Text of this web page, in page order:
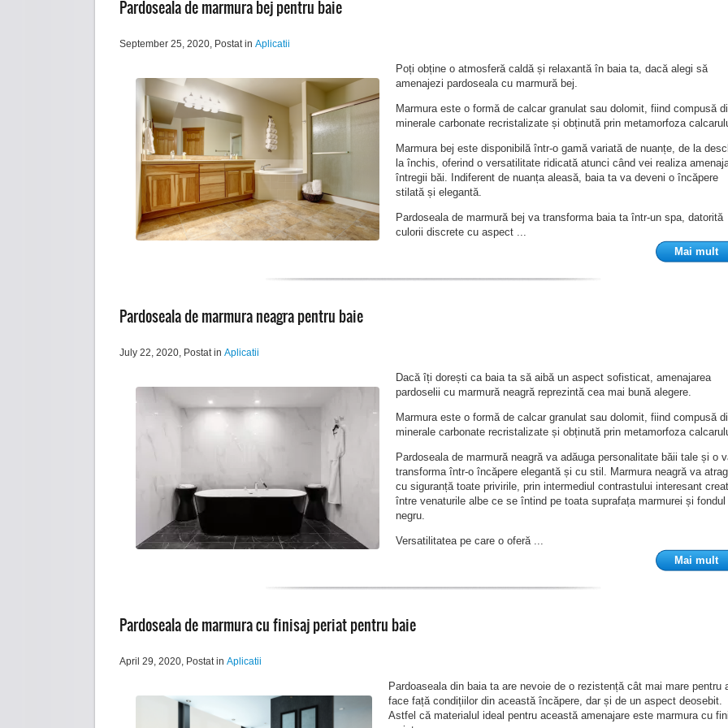
Pardoseala de marmura bej pentru baie
September 25, 2020, Postat in Aplicatii
Poți obține o atmosferă caldă și relaxantă în baia ta, dacă alegi să
amenajezi pardoseala cu marmură bej.
Marmura este o formă de calcar granulat sau dolomit, fiind compusă
minerale carbonate recristalizate și obținută prin metamorfoza
Marmura bej este disponibilă într-o gamă variată de nuanțe, de la
la închis, oferind o versatilitate ridicată atunci când vei realiza
întregii băi. Indiferent de nuanța aleasă, baia ta va deveni o încăpere
stilată și elegantă.
Pardoseala de marmură bej va transforma baia ta într-un spa, datorită
culorii discrete cu aspect ...
Mai mult
Pardoseala de marmura neagra pentru baie
July 22, 2020, Postat in Aplicatii
Dacă îți dorești ca baia ta să aibă un aspect sofisticat, amenajarea
pardoselii cu marmură neagră reprezintă cea mai bună alegere.
Marmura este o formă de calcar granulat sau dolomit, fiind compusă
minerale carbonate recristalizate și obținută prin metamorfoza
Pardoseala de marmură neagră va adăuga personalitate băii tale și o
transforma într-o încăpere elegantă și cu stil. Marmura neagră va
cu siguranță toate privirile, prin intermediul contrastului interesant creat
între venaturile albe ce se întind pe toata suprafața marmurei și fondul
negru.
Versatilitatea pe care o oferă ...
Mai mult
Pardoseala de marmura cu finisaj periat pentru baie
April 29, 2020, Postat in Aplicatii
Pardoaseala din baia ta are nevoie de o rezistență cât mai mare pentru
face față condițiilor din această încăpere, dar și de un aspect deosebit.
Astfel că materialul ideal pentru această amenajare este marmura cu